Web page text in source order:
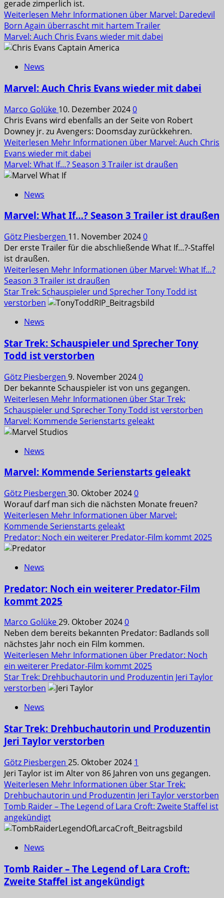
gerade zimperlich ist.
Weiterlesen Mehr Informationen über Marvel: Daredevil
Born Again überrascht mit hartem Trailer
Marvel: Auch Chris Evans wieder mit dabei
News
Marvel: Auch Chris Evans wieder mit dabei
Marco Golüke 10. Dezember 20240
Chris Evans wird ebenfalls an der Seite von Robert
Downey jr. zu Avengers: Doomsday zurückkehren.
Weiterlesen Mehr Informationen über Marvel: Auch Chris
Evans wieder mit dabei
Marvel: What If…? Season 3 Trailer ist draußen
News
Marvel: What If…? Season 3 Trailer ist draußen
Götz Piesbergen 11. November 20240
Der erste Trailer für die abschließende What If…?-Staffel
ist draußen.
Weiterlesen Mehr Informationen über Marvel: What If…?
Season 3 Trailer ist draußen
Star Trek: Schauspieler und Sprecher Tony Todd ist
verstorben
News
Star Trek: Schauspieler und Sprecher Tony
Todd ist verstorben
Götz Piesbergen 9. November 20240
Der bekannte Schauspieler ist von uns gegangen.
Weiterlesen Mehr Informationen über Star Trek:
Schauspieler und Sprecher Tony Todd ist verstorben
Marvel: Kommende Serienstarts geleakt
News
Marvel: Kommende Serienstarts geleakt
Götz Piesbergen 30. Oktober 20240
Worauf darf man sich die nächsten Monate freuen?
Weiterlesen Mehr Informationen über Marvel:
Kommende Serienstarts geleakt
Predator: Noch ein weiterer Predator-Film kommt 2025
News
Predator: Noch ein weiterer Predator-Film
kommt 2025
Marco Golüke29. Oktober 20240
Neben dem bereits bekannten Predator: Badlands soll
nächstes Jahr noch ein Film kommen.
Weiterlesen Mehr Informationen über Predator: Noch
ein weiterer Predator-Film kommt 2025
Star Trek: Drehbuchautorin und Produzentin Jeri Taylor
verstorben
News
Star Trek: Drehbuchautorin und Produzentin
Jeri Taylor verstorben
Götz Piesbergen 25. Oktober 2024 1
Jeri Taylor ist im Alter von 86 Jahren von uns gegangen.
Weiterlesen Mehr Informationen über Star Trek:
Drehbuchautorin und Produzentin Jeri Taylor verstorben
Tomb Raider – The Legend of Lara Croft: Zweite Staffel ist
angekündigt
News
Tomb Raider – The Legend of Lara Croft:
Zweite Staffel ist angekündigt